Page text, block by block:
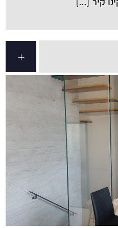
קיר […]
+